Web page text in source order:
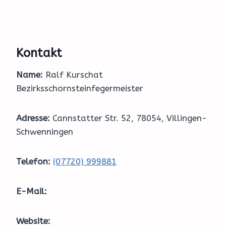
Kontakt
Name: Ralf Kurschat
Bezirksschornsteinfegermeister
Adresse: Cannstatter Str. 52, 78054, Villingen-
Schwenningen
Telefon: (07720) 999881
E-Mail:
Website: